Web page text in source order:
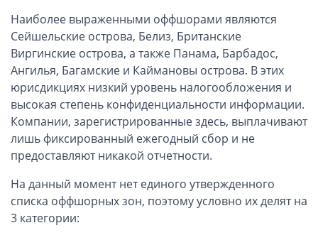
Наиболее выраженными оффшорами являются
Сейшельские острова, Белиз, Британские
Виргинские острова, а также Панама, Барбадос,
Ангилья, Багамские и Каймановы острова. В этих
юрисдикциях низкий уровень налогообложения и
высокая степень конфиденциальности информации.
Компании, зарегистрированные здесь, выплачивают
лишь фиксированный ежегодный сбор и не
предоставляют никакой отчетности.
На данный момент нет единого утвержденного
списка оффшорных зон, поэтому условно их делят на
3 категории: